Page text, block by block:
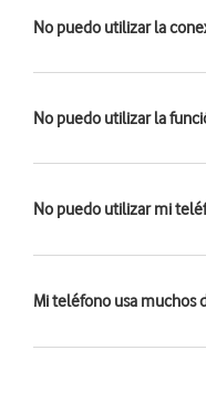
No puedo utilizar la
No puedo utilizar la
No puedo utilizar mi
Mi teléfono usa muchos